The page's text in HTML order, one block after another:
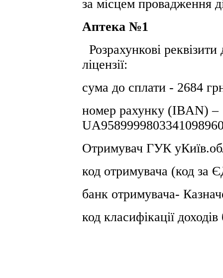
за місцем провадження
Аптека №1
Розрахункові
ліцензії:
сума до сплати - 2684
номер рахунку (IBAN) –
Отримувач ГУК
код отримувача (код
банк отримувача-
код класифікації